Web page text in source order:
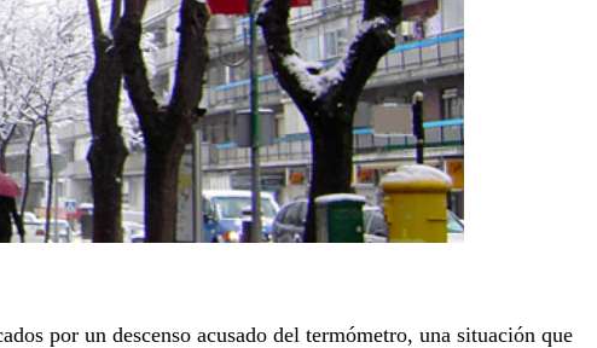
por un descenso acusado del termómetro, una situación que